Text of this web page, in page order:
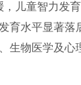
儿童智力发
育水平显著
生物医学及心